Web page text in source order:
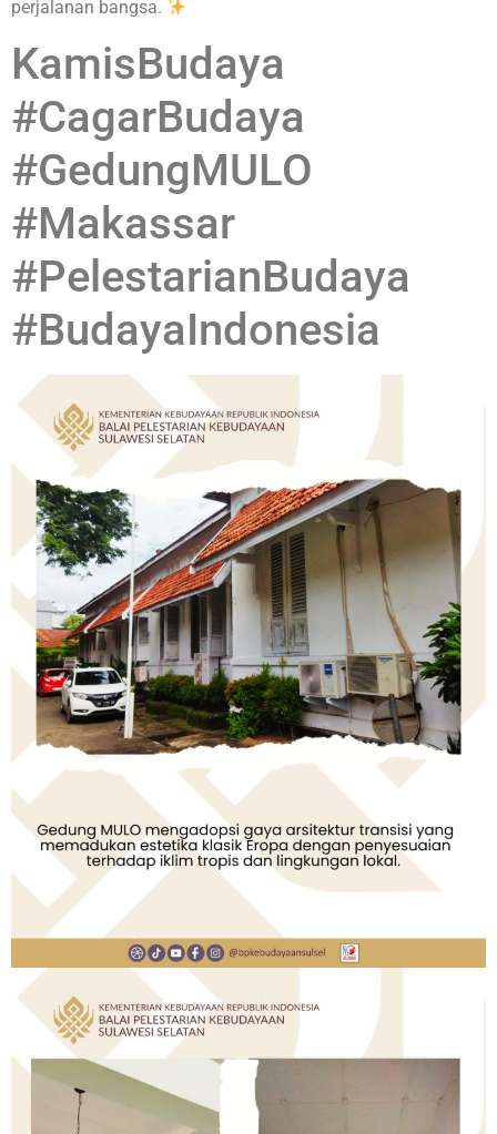
perjalanan bangsa.
KamisBudaya
#CagarBudaya
#GedungMULO
#Makassar
#PelestarianBudaya
#BudayaIndonesia